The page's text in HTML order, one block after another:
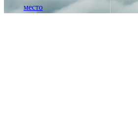
место